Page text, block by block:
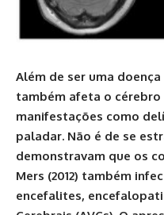
Além de ser uma
também afeta o
manifestações como
paladar. Não é de se
demonstravam que os
Mers (2012) também
encefalites,